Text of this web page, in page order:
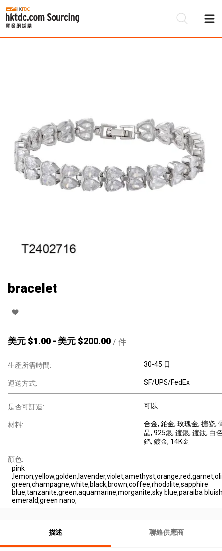
bracelet
美元 $1.00 - 美元 $200.00 / 件
生產所需時間: 30-45 日
運送方式: SF/UPS/FedEx
是否可訂造: 可以
材料: 合金, 鉑金, 玫瑰金, 搪瓷,
晶, 925銀, 鍍銀, 鍍鈦, 白
鈀, 鍍金, 14K金
顏色:
pink
green,champagne,white,black,brown,coffee,rhodolite,sapphire
blue,tanzanite,green,aquamarine,morganite,sky blue,paraiba
emerald,green nano,
描述 聯絡供應商